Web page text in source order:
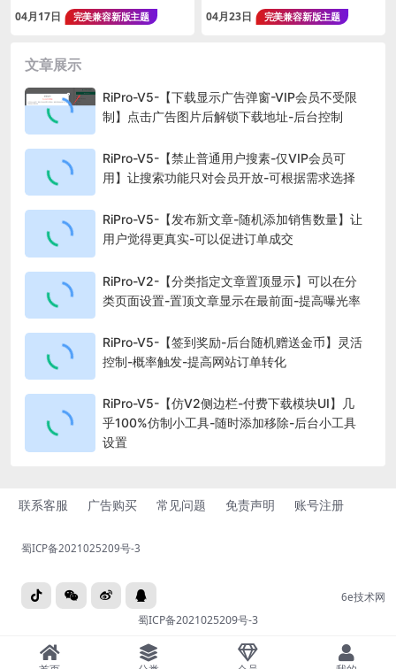
用户数据等作用-非插件
04月17日 完美兼容新版主题
+V2通用-如果失效会显示在后
台检测列表中-可检测指定分类
04月23日 完美兼容新版主题
文章展示
RiPro-V5-【下载显示广告弹窗-VIP会员不受限
制】点击广告图片后解锁下载地址-后台控制
RiPro-V5-【禁止普通用户搜素-仅VIP会员可
用】让搜索功能只对会员开放-可根据需求选择
RiPro-V5-【发布新文章-随机添加销售数量】让
用户觉得更真实-可以促进订单成交
RiPro-V2-【分类指定文章置顶显示】可以在分
类页面设置-置顶文章显示在最前面-提高曝光率
RiPro-V5-【签到奖励-后台随机赠送金币】灵活
控制-概率触发-提高网站订单转化
RiPro-V5-【仿V2侧边栏-付费下载模块UI】几
乎100%仿制小工具-随时添加移除-后台小工具
设置
联系客服 广告购买 常见问题 免责声明 账号注册
蜀ICP备2021025209号-3
6e技术网
蜀ICP备2021025209号-3